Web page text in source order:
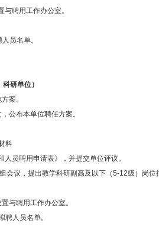
聘用工作办公室。
员名单。
研单位）
案。
公布本单位聘任方案。
料
员聘用申请表》，并提交单位评议。
议，提出教学科研副高及以下（5-12级）岗位
与聘用工作办公室。
人员名单。